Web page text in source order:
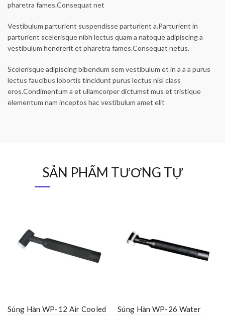
pharetra fames.Consequat net
Vestibulum parturient suspendisse parturient a.Parturient in
parturient scelerisque nibh lectus quam a natoque adipiscing a
vestibulum hendrerit et pharetra fames.Consequat netus.
Scelerisque adipiscing bibendum sem vestibulum et in a a a purus
lectus faucibus lobortis tincidunt purus lectus nisl class
eros.Condimentum a et ullamcorper dictumst mus et tristique
elementum nam inceptos hac vestibulum amet elit
SẢN PHẨM TƯƠNG TỰ
Súng Hàn WP-12 Air Cooled
Súng Hàn WP-26 Water